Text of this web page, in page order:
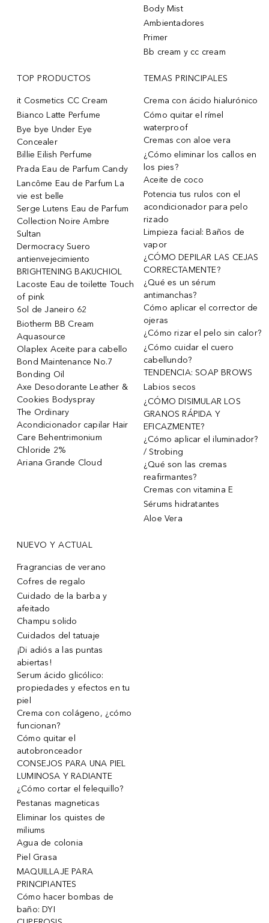
Body Mist
Ambientadores
Primer
Bb cream y cc cream
TOP PRODUCTOS
it Cosmetics CC Cream
Bianco Latte Perfume
Bye bye Under Eye
Concealer
Billie Eilish Perfume
Prada Eau de Parfum Candy
Lancôme Eau de Parfum La
vie est belle
Serge Lutens Eau de Parfum
Collection Noire Ambre
Sultan
Dermocracy Suero
antienvejecimiento
BRIGHTENING BAKUCHIOL
Lacoste Eau de toilette Touch
of pink
Sol de Janeiro 62
Biotherm BB Cream
Aquasource
Olaplex Aceite para cabello
Bond Maintenance No.7
Bonding Oil
Axe Desodorante Leather &
Cookies Bodyspray
The Ordinary
Acondicionador capilar Hair
Care Behentrimonium
Chloride 2%
Ariana Grande Cloud
TEMAS PRINCIPALES
Crema con ácido hialurónico
Cómo quitar el rímel
waterproof
Cremas con aloe vera
¿Cómo eliminar los callos en
los pies?
Aceite de coco
Potencia tus rulos con el
acondicionador para pelo
rizado
Limpieza facial: Baños de
vapor
¿CÓMO DEPILAR LAS CEJAS
CORRECTAMENTE?
¿Qué es un sérum
antimanchas?
Cómo aplicar el corrector de
ojeras
¿Cómo rizar el pelo sin calor?
¿Cómo cuidar el cuero
cabellundo?
TENDENCIA: SOAP BROWS
Labios secos
¿CÓMO DISIMULAR LOS
GRANOS RÁPIDA Y
EFICAZMENTE?
¿Cómo aplicar el iluminador?
/ Strobing
¿Qué son las cremas
reafirmantes?
Cremas con vitamina E
Sérums hidratantes
Aloe Vera
NUEVO Y ACTUAL
Fragrancias de verano
Cofres de regalo
Cuidado de la barba y
afeitado
Champu solido
Cuidados del tatuaje
¡Di adiós a las puntas
abiertas!
Serum ácido glicólico:
propiedades y efectos en tu
piel
Crema con colágeno, ¿cómo
funcionan?
Cómo quitar el
autobronceador
CONSEJOS PARA UNA PIEL
LUMINOSA Y RADIANTE
¿Cómo cortar el felequillo?
Pestanas magneticas
Eliminar los quistes de
miliums
Agua de colonia
Piel Grasa
MAQUILLAJE PARA
PRINCIPIANTES
Cómo hacer bombas de
baño: DYI